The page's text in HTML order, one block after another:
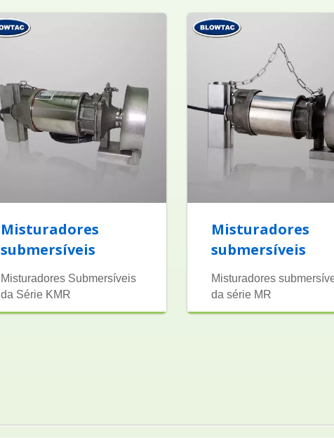
Misturadores
submersíveis
Misturadores Submersíveis
da Série KMR
Misturadores
submersíveis
Misturadores
da série MR